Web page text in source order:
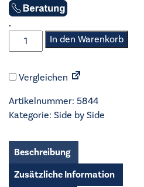
.
Exquisit
-
by
-
SBS520-
040E
az
In den Warenkorb
Vergleichen
Artikelnummer: 5844
Kategorie: Side by Side
Beschreibung
Zusätzliche Information